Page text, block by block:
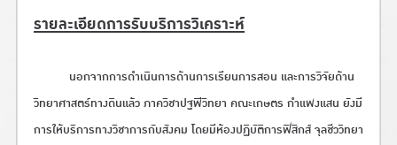
รายละเอียดการรับบริการวิเคราะห์
นอกจากการดำเนินการด้านการเรียนการสอน และการวิจัยด้าน
วิทยาศาสตร์ทางดินแล้ว ภาควิชาปฐพีวิทยา คณะเกษตร กำแพงแสน ยังมี
การให้บริการทางวิชาการกับสังคม โดยมีห้องปฏิบัติการฟิสิกส์ จุลชีววิทยา